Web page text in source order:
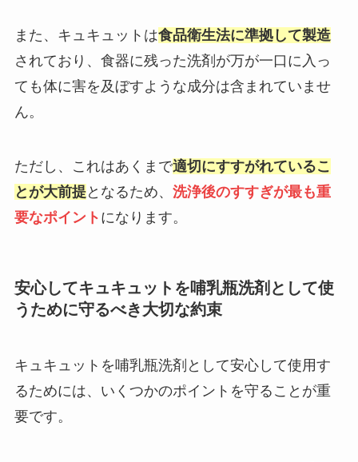
また、キュキュットは食品衛生法に準拠して製造
されており、食器に残った洗剤が万が一口に入っ
ても体に害を及ぼすような成分は含まれていませ
ん。
ただし、これはあくまで適切にすすがれているこ
とが大前提となるため、 洗浄後のすすぎが最も重
要なポイント になります。
安心してキュキュットを哺乳瓶洗剤として使
うために守るべき大切な約束
キュキュットを哺乳瓶洗剤として安心して使用す
るためには、いくつかのポイントを守ることが重
要です。